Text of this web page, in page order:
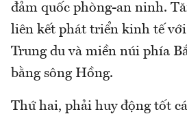
đảm quốc phòng-an ninh.
liên kết phát triển kinh tế
Trung du và miền núi phía
bằng sông Hồng.
Thứ hai, phải huy động tốt